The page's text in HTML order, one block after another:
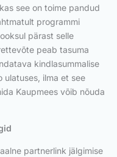
see on toime pandud
programmi
pärast selle
peab tasuma
kindlasummalise
ulatuses, ilma et see
Kaupmees võib nõuda
partnerlink jälgimise